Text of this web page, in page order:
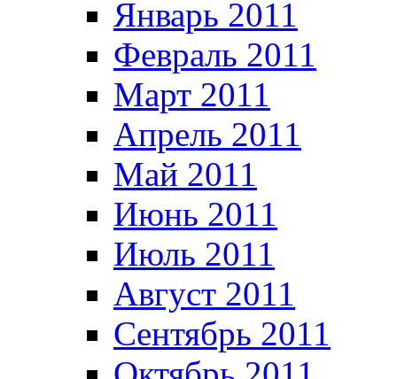
Январь 2011
Февраль 2011
Март 2011
Апрель 2011
Май 2011
Июнь 2011
Июль 2011
Август 2011
Сентябрь 2011